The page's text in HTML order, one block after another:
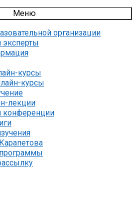
Меню
организации
эксперты
курсы
курсы
лекции
конференции